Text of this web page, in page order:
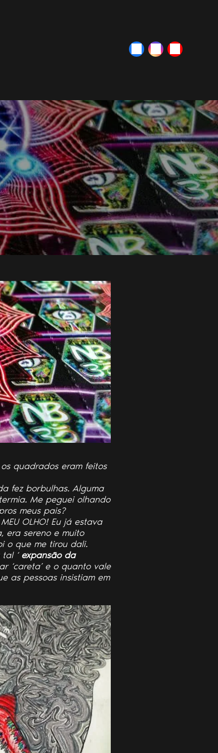
quadrados eram feitos
fez borbulhas. Alguma
Me peguei olhando
meus pais?
OLHO! Eu já estava
era sereno e muito
o que me tirou dali.
‘ expansão da
‘careta’ e o quanto vale
as pessoas insistiam em